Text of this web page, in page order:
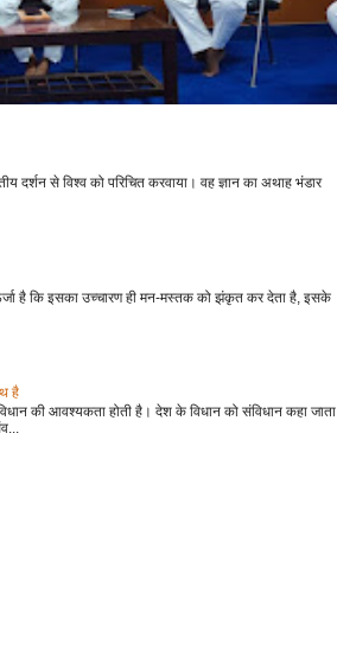
दर्शन से विश्व को परिचित करवाया। वह ज्ञान का अथाह भंडार
ऊर्जा है कि इसका उच्चारण ही मन-मस्तक को झंकृत कर देता है, इसके
है
की आवश्यकता होती है। देश के विधान को संविधान कहा जाता